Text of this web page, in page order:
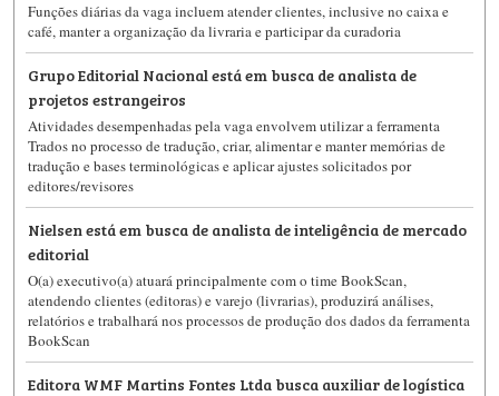
Funções diárias da vaga incluem atender clientes, inclusive no caixa e
café, manter a organização da livraria e participar da curadoria
Grupo Editorial Nacional está em busca de analista de
projetos estrangeiros
Atividades desempenhadas pela vaga envolvem utilizar a ferramenta
Trados no processo de tradução, criar, alimentar e manter memórias de
tradução e bases terminológicas e aplicar ajustes solicitados por
editores/revisores
Nielsen está em busca de analista de inteligência de mercado
editorial
O(a) executivo(a) atuará principalmente com o time BookScan,
atendendo clientes (editoras) e varejo (livrarias), produzirá análises,
relatórios e trabalhará nos processos de produção dos dados da ferramenta
BookScan
Editora WMF Martins Fontes Ltda busca auxiliar de logística